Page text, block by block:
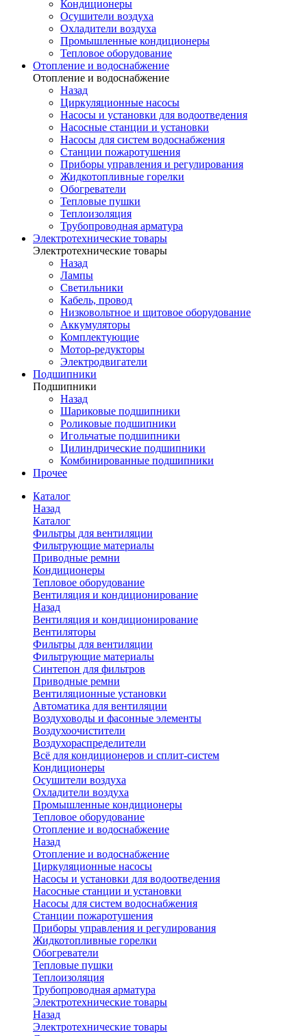
Кондиционеры
Осушители воздуха
Охладители воздуха
Промышленные кондиционеры
Тепловое оборудование
Отопление и водоснабжение
Отопление и водоснабжение
Назад
Циркуляционные насосы
Насосы и установки для водоотведения
Насосные станции и установки
Насосы для систем водоснабжения
Станции пожаротушения
Приборы управления и регулирования
Жидкотопливные горелки
Обогреватели
Тепловые пушки
Теплоизоляция
Трубопроводная арматура
Электротехнические товары
Электротехнические товары
Назад
Лампы
Светильники
Кабель, провод
Низковольтное и щитовое оборудование
Аккумуляторы
Комплектующие
Мотор-редукторы
Электродвигатели
Подшипники
Подшипники
Назад
Шариковые подшипники
Роликовые подшипники
Игольчатые подшипники
Цилиндрические подшипники
Комбинированные подшипники
Прочее
Каталог
Назад
Каталог
Фильтры для вентиляции
Фильтрующие материалы
Приводные ремни
Кондиционеры
Тепловое оборудование
Вентиляция и кондиционирование
Назад
Вентиляция и кондиционирование
Вентиляторы
Фильтры для вентиляции
Фильтрующие материалы
Синтепон для фильтров
Приводные ремни
Вентиляционные установки
Автоматика для вентиляции
Воздуховоды и фасонные элементы
Воздухоочистители
Воздухораспределители
Всё для кондиционеров и сплит-систем
Кондиционеры
Осушители воздуха
Охладители воздуха
Промышленные кондиционеры
Тепловое оборудование
Отопление и водоснабжение
Назад
Отопление и водоснабжение
Циркуляционные насосы
Насосы и установки для водоотведения
Насосные станции и установки
Насосы для систем водоснабжения
Станции пожаротушения
Приборы управления и регулирования
Жидкотопливные горелки
Обогреватели
Тепловые пушки
Теплоизоляция
Трубопроводная арматура
Электротехнические товары
Назад
Электротехнические товары